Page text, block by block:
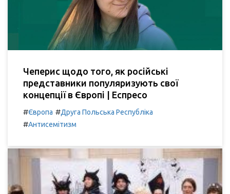
Чеперис щодо того, як російські
представники популяризують свої
концепції в Європі | Еспресо
#Європа #Друга Польська Республіка
#Антисемітизм